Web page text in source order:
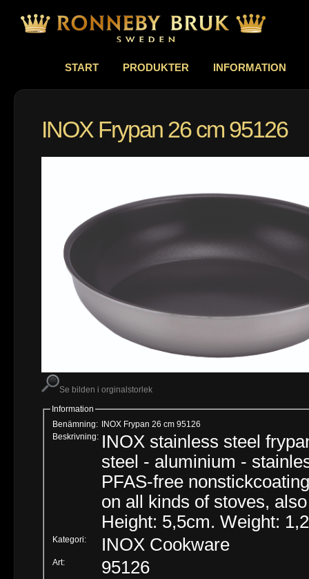
START PRODUKTER INFORMATION
INOX Frypan 26 cm 95126
Se bilden i orginalstorlek
Information
Benämning: INOX Frypan 26 cm 95126
Beskrivning: INOX stainless steel
steel - aluminium -
PFAS-free
on all kinds of stoves,
Height: 5,5cm. Weight:
Kategori: INOX Cookware
Art: 95126